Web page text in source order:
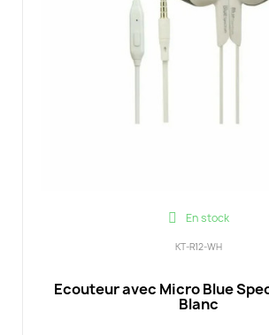
En stock
KT-R12-WH
Ecouteur avec Micro Blue
Blanc